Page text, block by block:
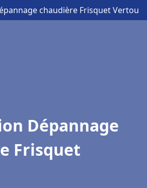
chaudière Frisquet Vertou
Dépannage
Frisquet